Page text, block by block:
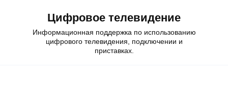
Цифровое телевидение
Информационная поддержка по использованию
цифрового телевидения, подключении и
приставках.